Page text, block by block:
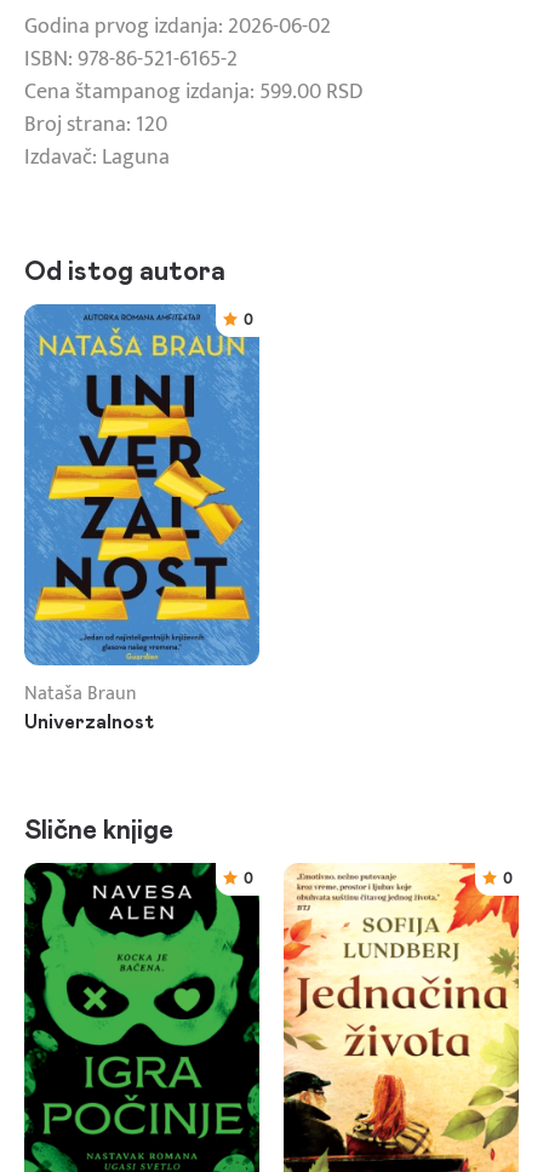
Godina prvog izdanja: 2026-06-02
ISBN: 978-86-521-6165-2
Cena štampanog izdanja: 599.00 RSD
Broj strana: 120
Izdavač: Laguna
Od istog autora
0
Nataša Braun
Univerzalnost
Slične knjige
0
0